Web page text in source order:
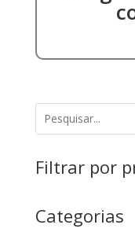
Filtrar por
Categorias